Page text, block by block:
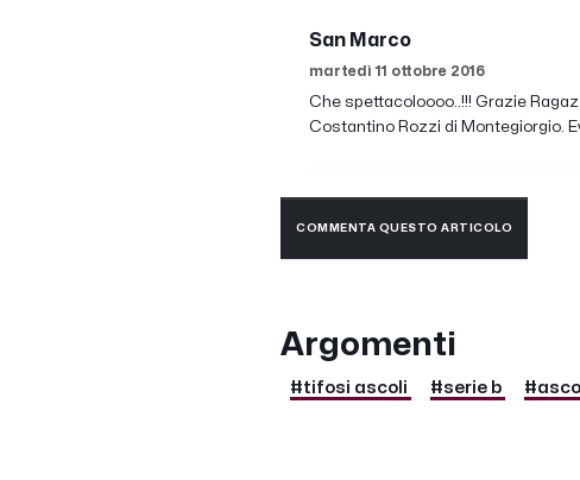
San Marco
martedì 11 ottobre 2016
Che spettacoloooo..!!! Grazie
Costantino Rozzi di Montegiorgio.
COMMENTA QUESTO ARTICOLO
Argomenti
#tifosi ascoli #serie b